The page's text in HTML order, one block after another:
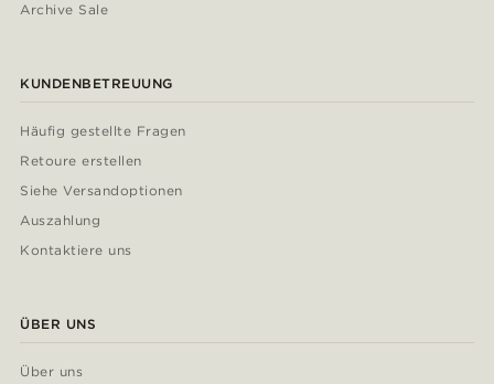
Archive Sale
KUNDENBETREUUNG
Häufig gestellte Fragen
Retoure erstellen
Siehe Versandoptionen
Auszahlung
Kontaktiere uns
ÜBER UNS
Über uns